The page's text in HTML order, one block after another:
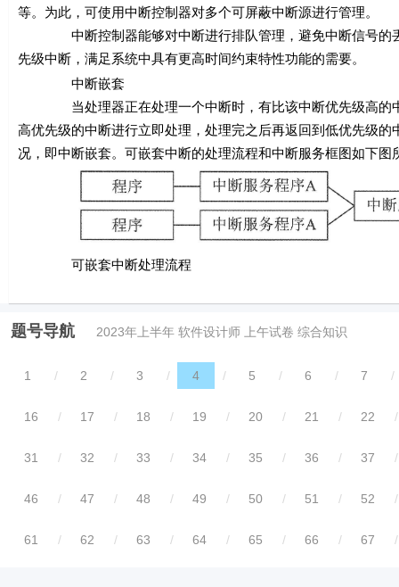
等。为此，可使用中断控制器对多个可屏蔽中断源进行管理。
中断控制器能够对中断进行排队管理，避免中断信号的丢
先级中断，满足系统中具有更高时间约束特性功能的需要。
中断嵌套
当处理器正在处理一个中断时，有比该中断优先级高的中
高优先级的中断进行立即处理，处理完之后再返回到低优先级
况，即中断嵌套。可嵌套中断的处理流程和中断服务框图如下图
可嵌套中断处理流程
题号导航 2023年上半年 软件设计师 上午试卷 综合知识
1 / 2 / 3 / 4 / 5 / 6 / 7 /
16 / 17 / 18 / 19 / 20 / 21 / 22 /
31 / 32 / 33 / 34 / 35 / 36 / 37 /
46 / 47 / 48 / 49 / 50 / 51 / 52 /
61 / 62 / 63 / 64 / 65 / 66 / 67 /